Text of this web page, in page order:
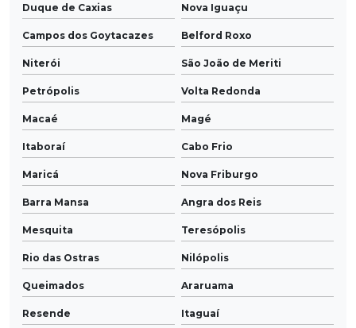
Duque de Caxias Nova Iguaçu
Campos dos Goytacazes Belford Roxo
Niterói São João de Meriti
Petrópolis Volta Redonda
Macaé Magé
Itaboraí Cabo Frio
Maricá Nova Friburgo
Barra Mansa Angra dos Reis
Mesquita Teresópolis
Rio das Ostras Nilópolis
Queimados Araruama
Resende Itaguaí